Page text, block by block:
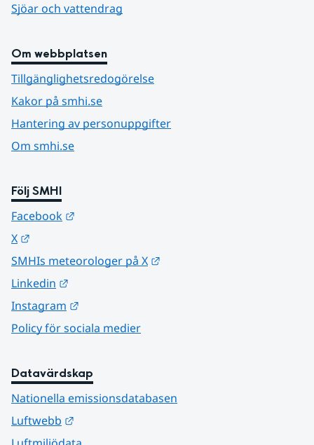
Sjöar och vattendrag
Om webbplatsen
Tillgänglighetsredogörelse
Kakor på smhi.se
Hantering av personuppgifter
Om smhi.se
Följ SMHI
Facebook
X
SMHIs meteorologer på X
Linkedin
Instagram
Policy för sociala medier
Datavärdskap
Nationella emissionsdatabasen
Luftwebb